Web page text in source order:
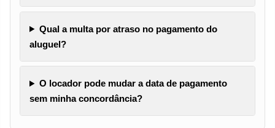
Qual a multa por atraso no pagamento do
aluguel?
O locador pode mudar a data de pagamento
sem minha concordância?